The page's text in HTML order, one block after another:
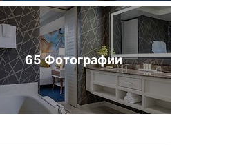
65 Фотографии